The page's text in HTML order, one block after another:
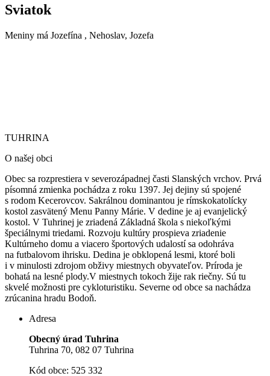
Sviatok
Meniny má Jozefína , Nehoslav, Jozefa
TUHRINA
O našej obci
Obec sa rozprestiera v severozápadnej časti Slanských vrchov. Prvá
písomná zmienka pochádza z roku 1397. Jej dejiny sú spojené
s rodom Kecerovcov. Sakrálnou dominantou je rímskokatolícky
kostol zasvätený Menu Panny Márie. V dedine je aj evanjelický
kostol. V Tuhrinej je zriadená Základná škola s niekoľkými
špeciálnymi triedami. Rozvoju kultúry prospieva zriadenie
Kultúrneho domu a viacero športových udalostí sa odohráva
na futbalovom ihrisku. Dedina je obklopená lesmi, ktoré boli
i v minulosti zdrojom obživy miestnych obyvateľov. Príroda je
bohatá na lesné plody.V miestnych tokoch žije rak riečny. Sú tu
skvelé možnosti pre cykloturistiku. Severne od obce sa nachádza
zrúcanina hradu Bodoň.
Adresa
Obecný úrad Tuhrina
Tuhrina 70, 082 07 Tuhrina
Kód obce: 525 332